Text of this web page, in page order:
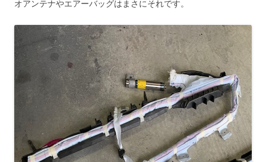
オアンテナやエアーバッグはまさにそれです。